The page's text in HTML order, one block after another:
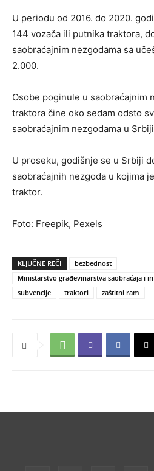
U periodu od 2016. do 2020.
144 vozača ili putnika traktora,
saobraćajnim nezgodama sa
2.000.
Osobe poginule u saobraćajnim
traktora čine oko sedam odsto
saobraćajnim nezgodama u
U proseku, godišnje se u Srbiji
saobraćajnih nezgoda u kojima
traktor.
Foto: Freepik, Pexels
KLJUČNE REČI
bezbednost
Ministarstvo građevinarstva saobraćaja i
subvencije
traktori zaštitni ram